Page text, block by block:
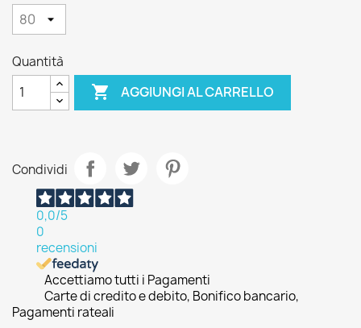
Quantità
 AGGIUNGI AL CARRELLO
Condividi
0,0/5
0
recensioni
Accettiamo tutti i Pagamenti
Carte di credito e debito, Bonifico bancario,
Pagamenti rateali